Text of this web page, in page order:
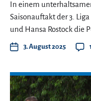
In einem
Saisonauftakt der 3.
und Hansa Rostock die
3. August 2025